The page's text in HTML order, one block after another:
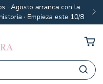
· Agosto arranca con la
· Empieza este 10/8